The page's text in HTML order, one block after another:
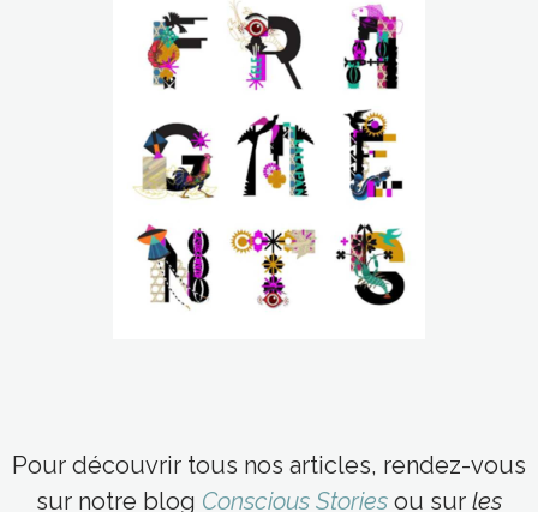
Pour découvrir tous nos articles, rendez-vous
sur notre blog Conscious Stories
les